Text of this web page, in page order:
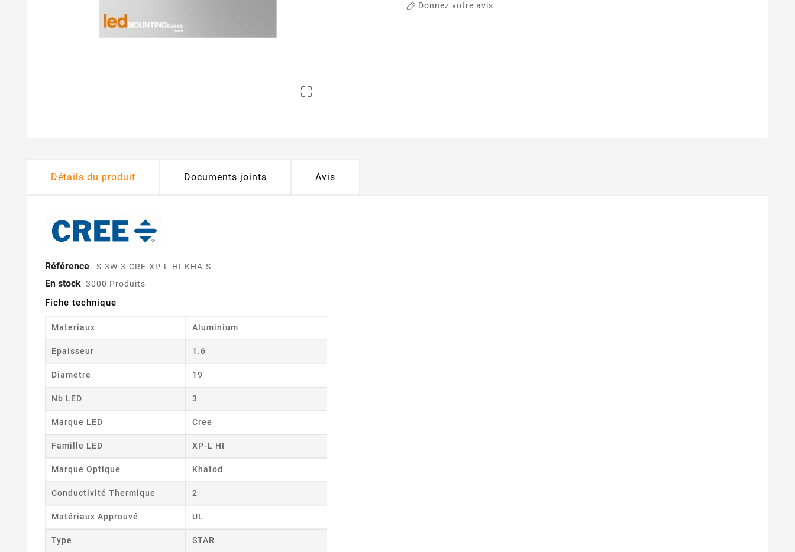

Donnez votre avis
Détails du produit Documents joints Avis
Référence S-3W-3-CRE-XP-L-HI-KHA-S
En stock 3000 Produits
Fiche technique
Materiaux Aluminium
Epaisseur 1.6
Diametre 19
Nb LED 3
Marque LED Cree
Famille LED XP-L HI
Marque Optique Khatod
Conductivité Thermique 2
Matériaux Approuvé UL
Type STAR